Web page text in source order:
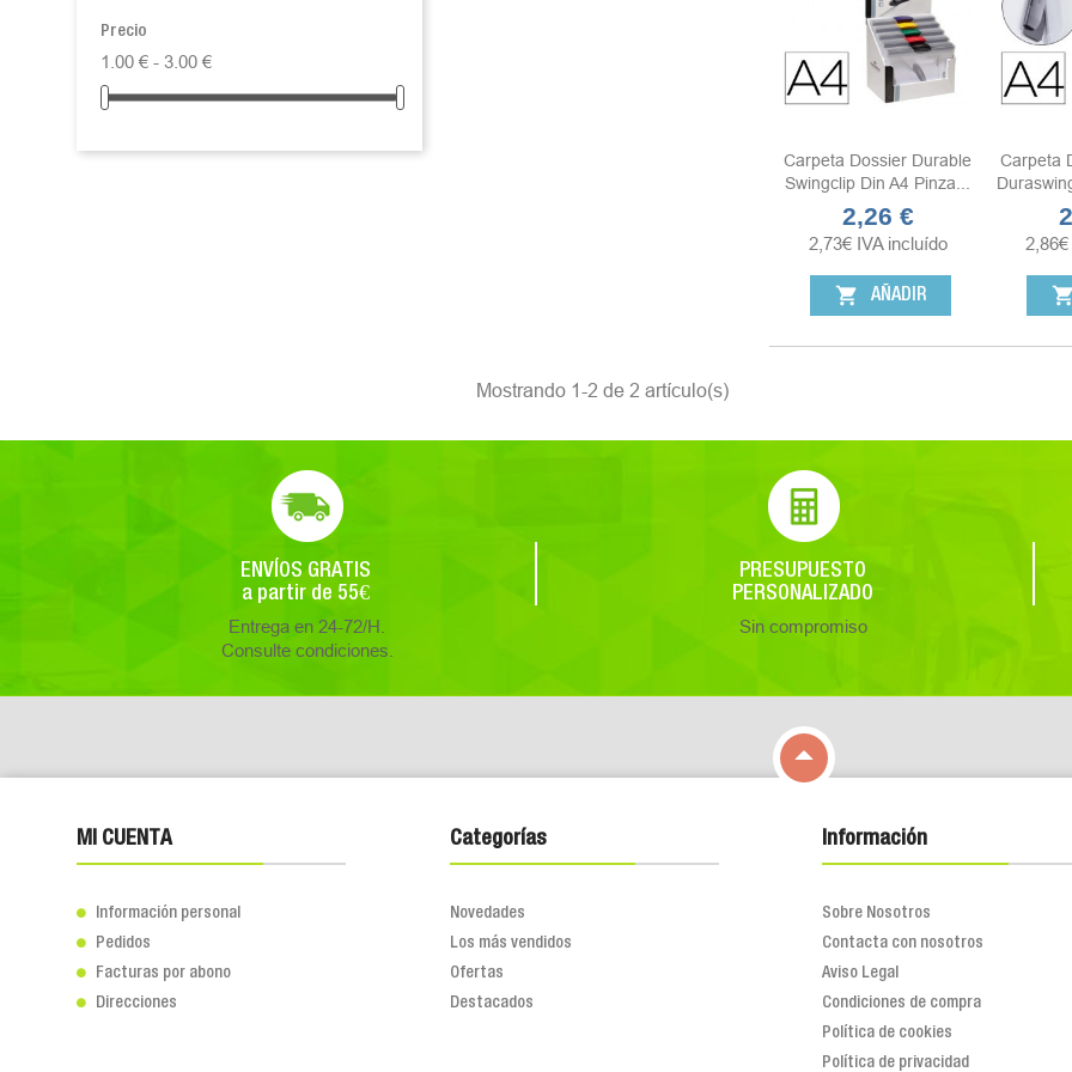
Precio
1.00 € - 3.00 €
Carpeta Dossier Durable
Swingclip Din A4 Pinza...
Precio
2,26 €
2,73€ IVA incluído
shopping_cart AÑADIR
Carpeta
2,86€
Mostrando 1-2 de 2 artículo(s)
ENVÍOS GRATIS
a partir de 55€
Entrega en 24-72/H.
Consulte condiciones.
PRESUPUESTO
PERSONALIZADO
Sin compromiso

MI CUENTA
 Información personal
 Pedidos
 Facturas por abono
 Direcciones
Categorías
Novedades
Los más vendidos
Ofertas
Destacados
Información
Sobre Nosotros
Contacta con nosotros
Aviso Legal
Condiciones de compra
Política de cookies
Política de privacidad